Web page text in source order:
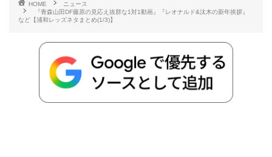
b
o
t
r
n
t n
HOME
ニュース
『青森山田DF藤原の見応え抜群な1対1動画』『レオナルド&汰木の新年挨拶』
など【浦和レッズネタまとめ(1/3)】